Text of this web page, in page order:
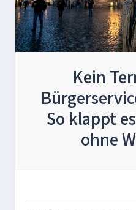
Kein
So klappt
ohne